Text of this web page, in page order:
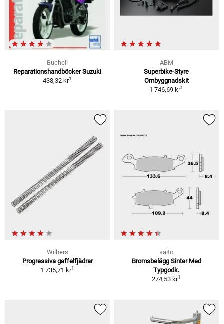
Bucheli
Reparationshandböcker Suzuki
438,32 kr1
ABM
Superbike-Styre
Ombyggnadskit
1 746,69 kr1
Wilbers
Progressiva gaffelfjädrar
1 735,71 kr1
saito
Bromsbelägg Sinter Med
Typgodk.
274,53 kr1